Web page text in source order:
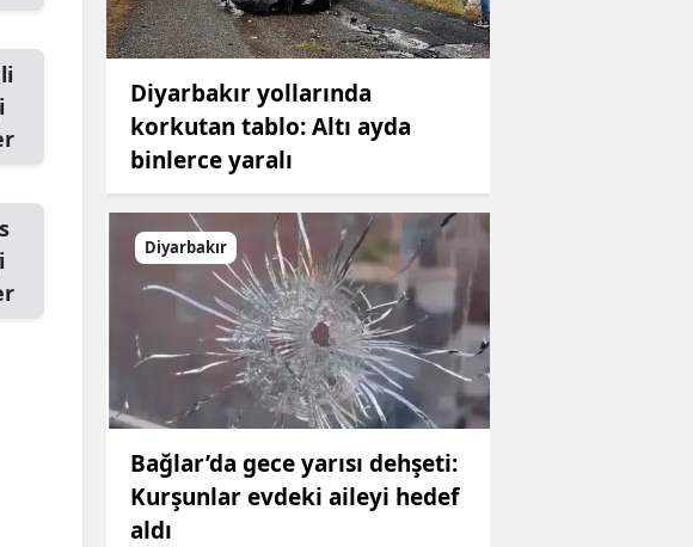
Diyarbakır yollarında
korkutan tablo: Altı ayda
binlerce yaralı
Diyarbakır
Bağlar’da gece yarısı dehşeti:
Kurşunlar evdeki aileyi hedef
aldı